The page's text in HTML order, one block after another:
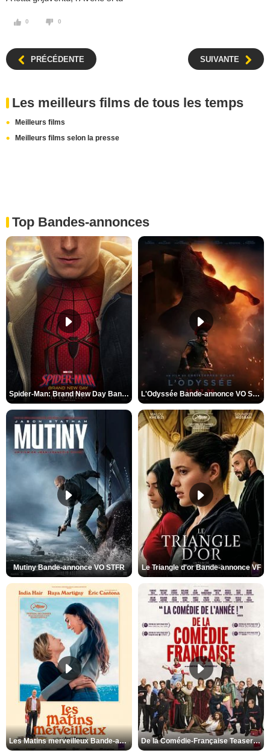
0 0
PRÉCÉDENTE SUIVANTE
Les meilleurs films de tous les temps
Meilleurs films
Meilleurs films selon la presse
Top Bandes-annonces
Spider-Man: Brand New Day Bande-annonce VO STFR L'Odyssée Bande-annonce VO STFR
Mutiny Bande-annonce VO STFR Le Triangle d'or Bande-annonce VF
Les Matins merveilleux Bande-annonce VF De la Comédie-Française Teaser VF